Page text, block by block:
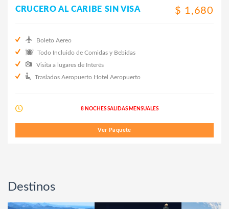
$ 1,680
CRUCERO AL CARIBE SIN VISA
Boleto Aereo
Todo Incluido de Comidas y Bebidas
Visita a lugares de Interés
Traslados Aeropuerto Hotel Aeropuerto
8 NOCHES SALIDAS MENSUALES
Ver Paquete
Destinos